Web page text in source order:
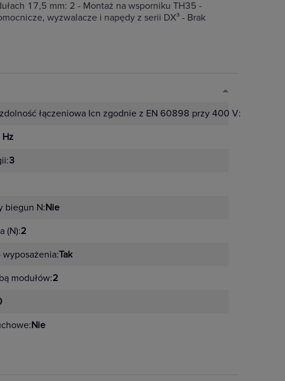
17,5 mm: 2 - Montaż na wsporniku TH35 -
wyzwalacze i napędy z serii DX³ - Brak
łączeniowa Icn zgodnie z EN 60898 przy 400 V:
6 kA
3
biegun N:Nie
(N):2
Tak
modułów:2
Nie